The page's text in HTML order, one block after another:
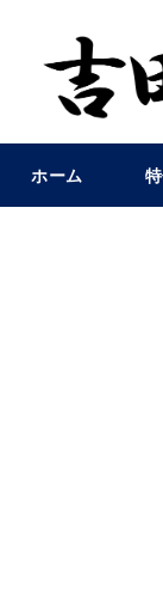
ホーム